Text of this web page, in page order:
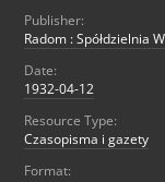
Publisher:
Radom : Spółdzielnia
Date:
1932-04-12
Resource Type:
Czasopisma i gazety
Format: